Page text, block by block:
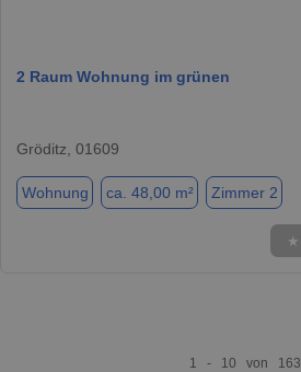
2 Raum Wohnung im grünen
Gröditz, 01609
Wohnung ca. 48,00 m² Zimmer 2
★
1 - 10 von 163